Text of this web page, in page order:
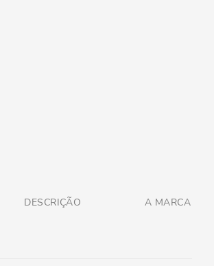
DESCRIÇÃO A MARCA